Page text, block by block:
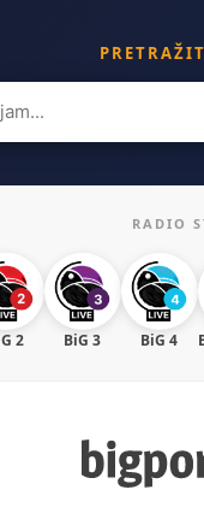
RADIO
2 BiG 3 BiG 4